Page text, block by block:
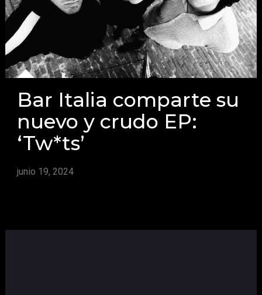
Bar Italia comparte su
nuevo y crudo EP:
‘Tw*ts’
junio 19, 2024